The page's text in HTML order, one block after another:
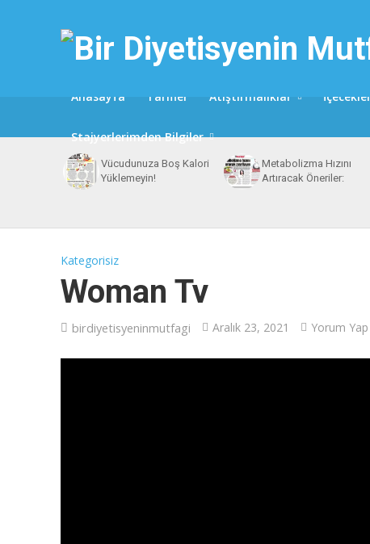
Anasayfa Tarifler Atıştırmalıklar İçecekler
Stajyerlerimden Bilgiler
Vücudunuza Boş Kalori
Yüklemeyin!
Metabolizma Hızını
Artıracak Öneriler:
Kategorisiz
Woman Tv
birdiyetisyeninmutfagi Aralık 23, 2021 Yorum Yap